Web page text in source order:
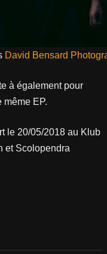
David Bensard
à également pour
même EP.
le 20/05/2018 au Klub
et Scolopendra